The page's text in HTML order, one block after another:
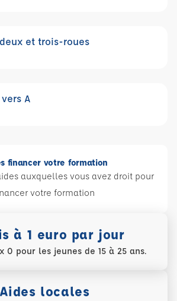
et trois-roues
A
financer votre formation
auxquelles vous avez droit pour
votre formation
à 1 euro par jour
0 pour les jeunes de 15 à 25 ans.
Aides locales